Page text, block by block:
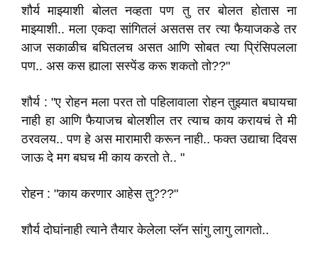
शौर्य माझ्याशी बोलत नव्हता पण तु तर बोलत होतास ना
माझ्याशी.. मला एकदा सांगितलं असतस तर त्या फैयाजकडे तर
आज सकाळीच बघितलच असत आणि सोबत त्या प्रिंसिपलला
पण.. अस कस ह्याला सस्पेंड करू शकतो तो??"
शौर्य : "ए रोहन मला परत तो पहिलावाला रोहन तुझ्यात बघायचा
नाही हा आणि फैयाजच बोलशील तर त्याच काय करायचं ते मी
ठरवलय.. पण हे अस मारामारी करून नाही.. फक्त उद्याचा दिवस
जाऊ दे मग बघच मी काय करतो ते.. "
रोहन : "काय करणार आहेस तु???"
शौर्य दोघांनाही त्याने तैयार केलेला प्लॅन सांगु लागु लागतो..